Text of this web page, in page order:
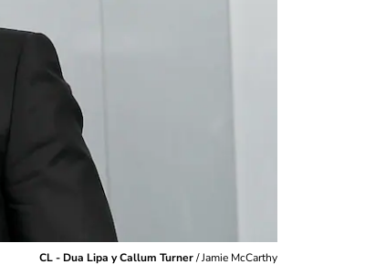
CL - Dua Lipa y Callum Turner/Jamie McCarthy